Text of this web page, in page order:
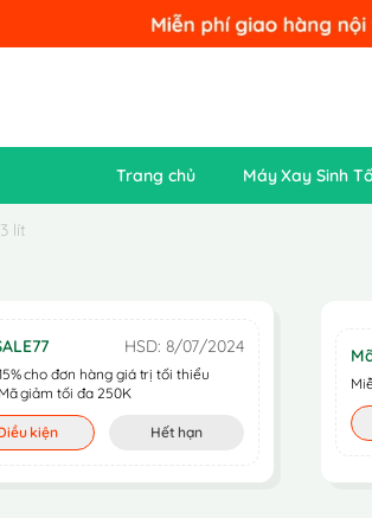
Trang chủ Máy Xay Sinh Tố
lít
HSD: 8/07/2024
cho đơn hàng giá trị tối thiểu
giảm tối đa 250K
kiện Hết hạn